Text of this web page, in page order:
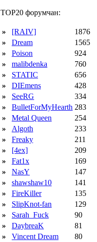
TOP20 форумчан:
» [RAIV]
1876
»
Dream
1565
»
Poison
924
»
malibdenka
760
»
STATIC
656
»
DIEmens
428
»
SeeRG
334
»
BulletForMyHearth 283
»
Metal Queen
254
»
Algoth
233
»
Freaky
211
»
[4ex]
209
»
Fat1x
169
»
NasY
147
»
shawshaw10
141
»
FireKiller
135
»
SlipKnot-fan
129
»
Sarah_Fuck
90
»
DaybreaK
81
»
Vincent Dream
80